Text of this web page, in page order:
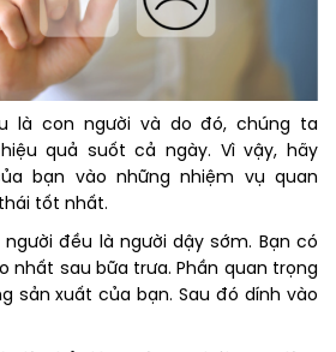
là con người và do đó, chúng ta
quả suốt cả ngày. Vì vậy, hãy
bạn vào những nhiệm vụ quan
tốt nhất.
đều là người dậy sớm. Bạn có
nhất sau bữa trưa. Phần quan trọng
sản xuất của bạn. Sau đó dính vào